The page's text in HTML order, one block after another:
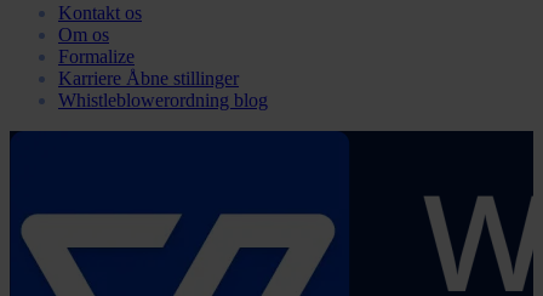
Kontakt os
Om os
Formalize
Karriere Åbne stillinger
Whistleblowerordning blog